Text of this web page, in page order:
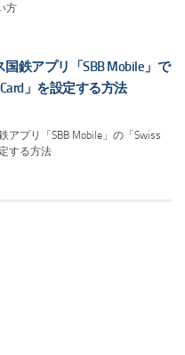
方
国鉄アプリ「SBB Mobile」で
Card」を設定する方法
アプリ「SBB Mobile」の「Swiss
する方法